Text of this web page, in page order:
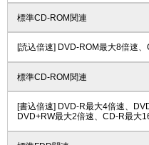
標準CD-ROM関連
[読込倍速] DVD-ROM最大8倍速
標準CD-ROM関連
[書込倍速] DVD-R最大4倍速、
DVD+RW最大2倍速、CD-R最大